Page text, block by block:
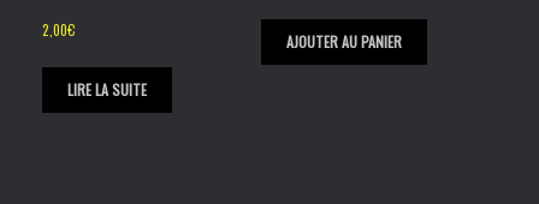
2,00€
LIRE LA SUITE
AJOUTER AU PANIER